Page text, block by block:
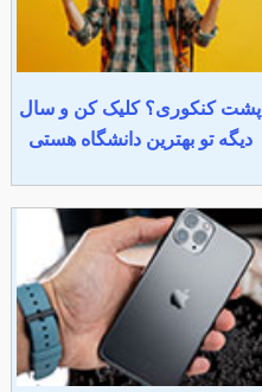
پشت کنکوری؟ کلیک کن و سال
دیگه تو بهترین دانشگاه هستی